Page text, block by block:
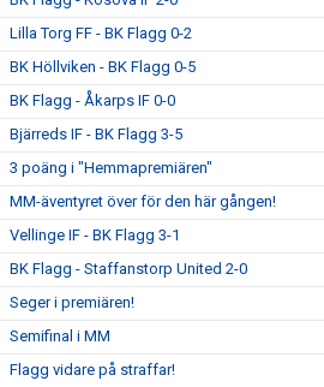
Lilla Torg FF - BK Flagg 0-2
BK Höllviken - BK Flagg 0-5
BK Flagg - Åkarps IF 0-0
Bjärreds IF - BK Flagg 3-5
3 poäng i "Hemmapremiären"
MM-äventyret över för den här gången!
Vellinge IF - BK Flagg 3-1
BK Flagg - Staffanstorp United 2-0
Seger i premiären!
Semifinal i MM
Flagg vidare på straffar!